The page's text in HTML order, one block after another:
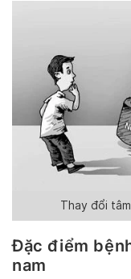
Thay đổi
Đặc điểm
nam